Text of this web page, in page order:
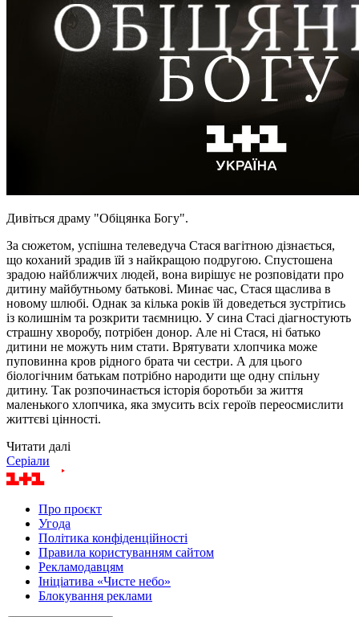
Дивіться драму "Обіцянка Богу".
За сюжетом, успішна телеведуча Стася вагітною дізнається,
що коханий зрадив їй з найкращою подругою. Спустошена
зрадою найближчих людей, вона вирішує не розповідати про
дитину майбутньому батькові. Минає час, Стася щаслива в
новому шлюбі. Однак за кілька років їй доведеться зустрітись
із колишнім та розкрити таємницю. У сина Стасі діагностують
страшну хворобу, потрібен донор. Але ні Стася, ні батько
дитини не можуть ним стати. Врятувати хлопчика може
пуповинна кров рідного брата чи сестри. А для цього
біологічним батькам потрібно народити ще одну спільну
дитину. Так розпочинається історія боротьби за життя
маленького хлопчика, яка змусить всіх героїв переосмислити
життєві цінності.
Читати далі
Серіали
Про проєкт
Угода
Політика конфіденційності
Правила користуванням сайтом
Рекламодавцям
Ініціатива «Чисте небо»
Блокування реклами